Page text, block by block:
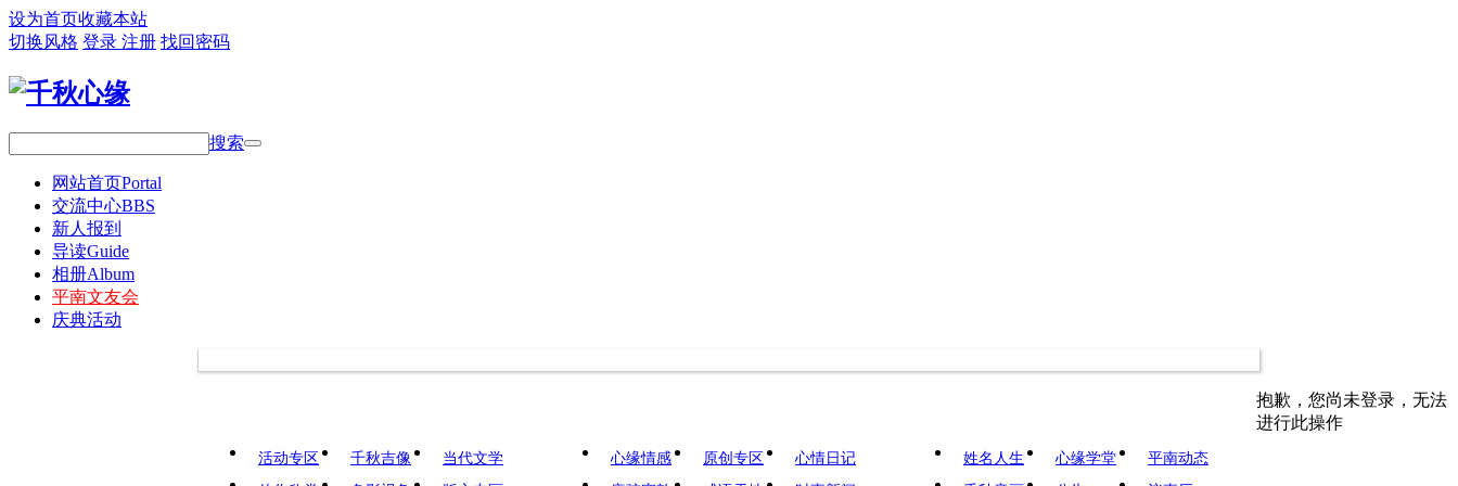
设为首页收藏本站
切换风格 登录 注册 找回密码
搜索
网站首页Portal
交流中心BBS
新人报到
导读Guide
相册Album
平南文友会
庆典活动
活动专区 千秋吉像
当代文学
心缘情感 原创专区
心情日记
姓名人生 心缘学堂
平南动态
抱歉，您尚未登录，无法
进行此操作